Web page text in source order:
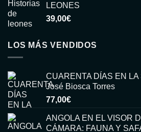
LEONES
39,00€
LOS MÁS VENDIDOS
CUARENTA DÍAS EN LA
José Biosca Torres
77,00€
ANGOLA EN EL VISOR
CÁMARA: FAUNA Y